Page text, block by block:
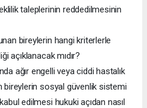
taleplerinin reddedilmesinin
bireylerin hangi kriterlerle
açıklanacak mıdır?
ağır engelli veya ciddi hastalık
bireylerin sosyal güvenlik sistemi
kabul edilmesi hukuki açıdan nasıl